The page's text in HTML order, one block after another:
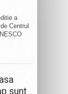
a
Centrul
sunt